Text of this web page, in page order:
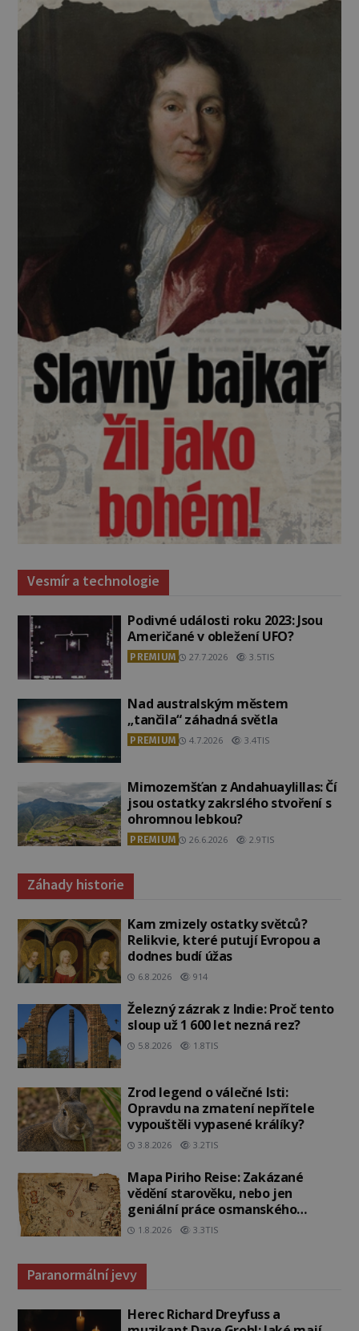
Vesmír a technologie
Podivné události roku 2023: Jsou
Američané v obležení UFO?
PREMIUM 27.7.2026 3.5TIS
Nad australským městem
„tančila“ záhadná světla
PREMIUM 4.7.2026 3.4TIS
Mimozemšťan z Andahuaylillas: Čí
jsou ostatky zakrslého stvoření s
ohromnou lebkou?
PREMIUM 26.6.2026 2.9TIS
Záhady historie
Kam zmizely ostatky světců?
Relikvie, které putují Evropou a
dodnes budí úžas
6.8.2026 914
Železný zázrak z Indie: Proč tento
sloup už 1 600 let nezná rez?
5.8.2026 1.8TIS
Zrod legend o válečné lsti:
Opravdu na zmatení nepřítele
vypouštěli vypasené králíky?
3.8.2026 3.2TIS
Mapa Piriho Reise: Zakázané
vědění starověku, nebo jen
geniální práce osmanského
admirála?
1.8.2026 3.3TIS
Paranormální jevy
Herec Richard Dreyfuss a